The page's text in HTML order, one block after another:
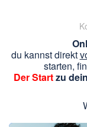
du kannst direkt
starten,
Der Startzu